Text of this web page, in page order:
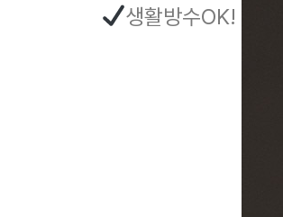
생활방수OK!